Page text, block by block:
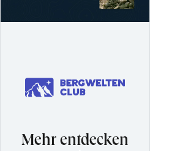
Mehr entdecken